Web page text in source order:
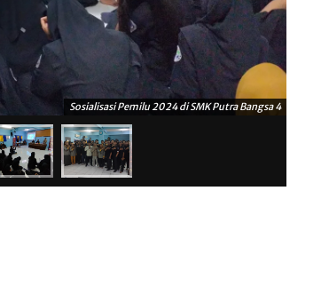
Sosialisasi Pemilu 2024 di SMK Putra Bangsa 4